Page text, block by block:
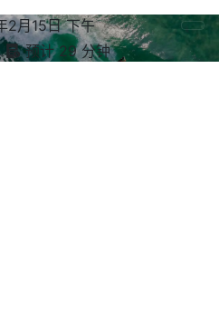
2月15日 下午
预计 29 分钟